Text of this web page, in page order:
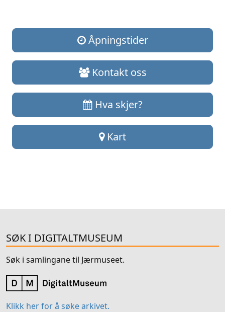
Åpningstider
Kontakt oss
Hva skjer?
Kart
SØK I DIGITALTMUSEUM
Søk i samlingane til Jærmuseet.
Klikk her for å søke arkivet.